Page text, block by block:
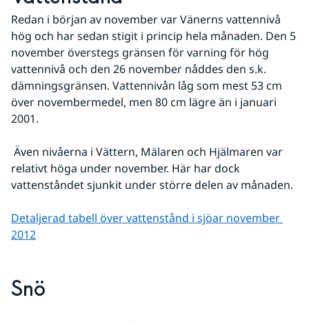
Redan i början av november var Vänerns vattennivå
hög och har sedan stigit i princip hela månaden. Den 5
november överstegs gränsen för varning för hög
vattennivå och den 26 november nåddes den s.k.
dämningsgränsen. Vattennivån låg som mest 53 cm
över novembermedel, men 80 cm lägre än i januari
2001.
relativt höga under november. Här har dock
vattenståndet sjunkit under större delen av månaden.
Detaljerad tabell över vattenstånd i sjöar november
2012
Snö